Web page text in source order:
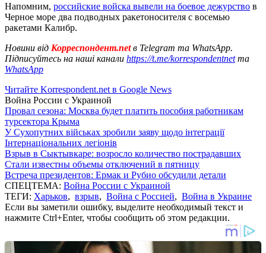
Напомним, российские войска вывели на боевое дежурство в
Черное море два подводных ракетоносителя с восемью
ракетами Калибр.
Новини від Корреспондент.netв Telegram та WhatsApp.
Підписуйтесь на наші канали https://t.me/korrespondentnetта
WhatsApp
Читайте Korrespondent.net в Google News
Война России с Украиной
Провал сезона: Москва будет платить пособия работникам
турсектора Крыма
У Сухопутних військах зробили заяву щодо інтеграції
Інтернаціональних легіонів
Взрыв в Сыктывкаре: возросло количество пострадавших
Стали известны объемы отключений в пятницу
Встреча президентов: Ермак и Рубио обсудили детали
СПЕЦТЕМА: Война России с Украиной
ТЕГИ: Харьков, взрыв, Война с Россией, Война в Украине
Если вы заметили ошибку, выделите необходимый текст и
нажмите Ctrl+Enter, чтобы сообщить об этом редакции.